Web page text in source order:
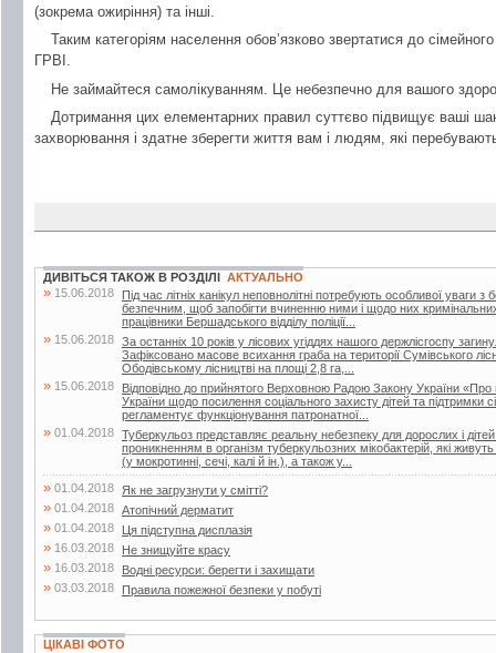
(зокрема ожиріння) та інші.
Таким категоріям населення обов’язково звертатися до
ГРВІ.
Не займайтеся самолікуванням. Це небезпечно для вашого
Дотримання цих елементарних правил суттєво підвищує ваші
захворювання і здатне зберегти життя вам і людям, які
ДИВІТЬСЯ ТАКОЖ В РОЗДІЛІ АКТУАЛЬНО
» 15.06.2018
Під час літніх канікул неповнолітні потребують особливої уваги
безпечним, щоб запобігти вчиненню ними і щодо них
працівники Бершадського відділу поліції...
» 15.06.2018 За останніх 10 років у лісових угіддях нашого держлісгоспу
Зафіксовано масове всихання граба на території Сумівського
Ободівському лісництві на площі 2,8 га,...
» 15.06.2018
Відповідно до прийнятого Верховною Радою Закону України «Про
України щодо посилення соціального захисту дітей та підтримки
регламентує функціонування патронатної...
» 01.04.2018 Туберкульоз представляє реальну небезпеку для дорослих і
проникненням в організм туберкульозних мікобактерій, які
(у мокротинні, сечі, калі й ін.), а також у...
» 01.04.2018 Як не загрузнути у смітті?
» 01.04.2018 Атопічний дерматит
» 01.04.2018 Ця підступна дисплазія
» 16.03.2018 Не знищуйте красу
» 16.03.2018 Водні ресурси: берегти і захищати
» 03.03.2018 Правила пожежної безпеки у побуті
ЦІКАВІ ФОТО